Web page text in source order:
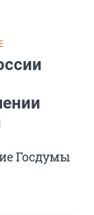
Госдумы